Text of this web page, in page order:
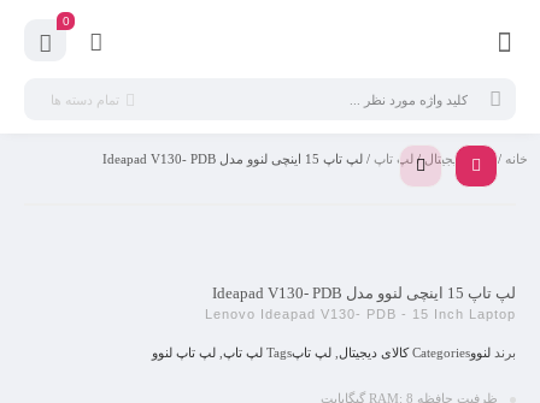
0
تمام دسته ها
خانه / کالای دیجیتال/ لپ تاپ / لپ تاپ 15 اینچی لنوو مدل Ideapad V130- PDB
لپ تاپ 15 اینچی لنوو مدل Ideapad V130- PDB
Lenovo Ideapad V130- PDB - 15 Inch Laptop
برند لنووCategories کالای دیجیتال لپ تاپTags لپ تاپ لپ تاپ لنوو
ظرفیت حافظه RAM: 8 گیگابایت